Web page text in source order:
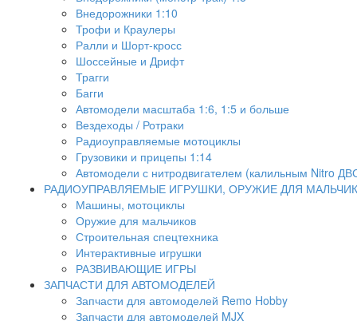
Внедорожники 1:10
Трофи и Краулеры
Ралли и Шорт-кросс
Шоссейные и Дрифт
Трагги
Багги
Автомодели масштаба 1:6, 1:5 и больше
Вездеходы / Ротраки
Радиоуправляемые мотоциклы
Грузовики и прицепы 1:14
Автомодели с нитродвигателем (калильным Nitro
РАДИОУПРАВЛЯЕМЫЕ ИГРУШКИ, ОРУЖИЕ ДЛЯ
Машины, мотоциклы
Оружие для мальчиков
Строительная спецтехника
Интерактивные игрушки
РАЗВИВАЮЩИЕ ИГРЫ
ЗАПЧАСТИ ДЛЯ АВТОМОДЕЛЕЙ
Запчасти для автомоделей Remo Hobby
Запчасти для автомоделей MJX